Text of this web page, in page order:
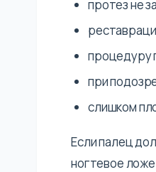
протез не
процедуру
при
слишком
Если палец
ногтевое